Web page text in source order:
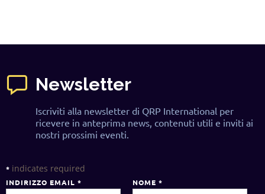
Newsletter
Iscriviti alla newsletter di QRP International per
ricevere in anteprima news, contenuti utili e inviti ai
nostri prossimi eventi.
* indicates required
INDIRIZZO EMAIL * NOME *